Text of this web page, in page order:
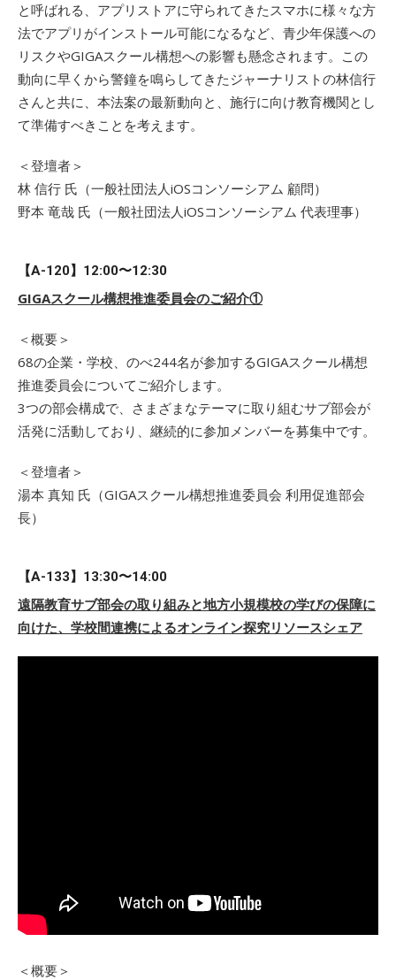
と呼ばれる、アプリストアに守られてきたスマホに様々な方
法でアプリがインストール可能になるなど、青少年保護への
リスクやGIGAスクール構想への影響も懸念されます。この
動向に早くから警鐘を鳴らしてきたジャーナリストの林信行
さんと共に、本法案の最新動向と、施行に向け教育機関とし
て準備すべきことを考えます。
＜登壇者＞
林 信行 氏（一般社団法人iOSコンソーシアム 顧問）
野本 竜哉 氏（一般社団法人iOSコンソーシアム 代表理事）
【A-120】12:00〜12:30
GIGAスクール構想推進委員会のご紹介①
＜概要＞
68の企業・学校、のべ244名が参加するGIGAスクール構想
推進委員会についてご紹介します。
3つの部会構成で、さまざまなテーマに取り組むサブ部会が
活発に活動しており、継続的に参加メンバーを募集中です。
＜登壇者＞
湯本 真知 氏（GIGAスクール構想推進委員会 利用促進部会
長）
【A-133】13:30〜14:00
遠隔教育サブ部会の取り組みと地方小規模校の学びの保障に
向けた、学校間連携によるオンライン探究リソースシェア
＜概要＞